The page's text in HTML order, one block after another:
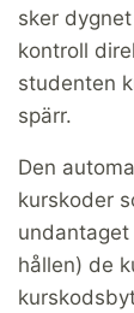
sker
kontroll
studenten
spärr.
Den
kurskoder
hållen) de